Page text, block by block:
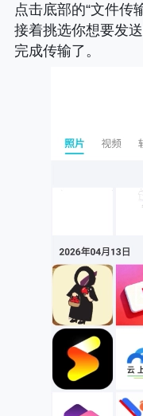
点击底部的“文件传
接着挑选你想要发
完成传输了。